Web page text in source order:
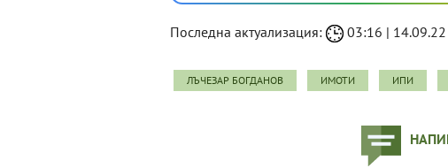
Последна актуализация: 03:16 | 14.09.22
ЛЪЧЕЗАР БОГДАНОВ ИМОТИ ИПИ